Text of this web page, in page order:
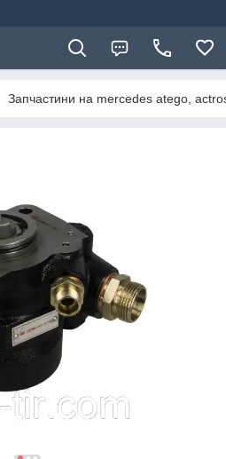
Запчастини на mercedes atego,